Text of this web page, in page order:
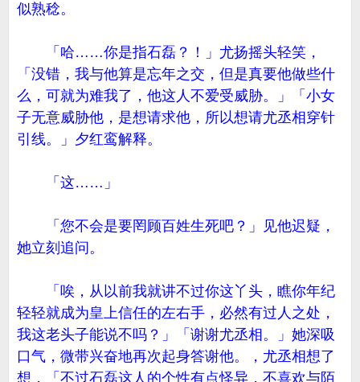
似熟稔。
「哈……你是指石磊？！」尤扬摇头轻笑，
「没错，我与他算是忘年之交，但是真要他做些什
么，可就为难我了，他这人不爱受威胁。」「小女
子无意威胁他，是想请求他，所以想请尤丞相穿针
引线。」夕红鸾解释。
「这……」
「您不会是要罔顾百姓生死吧？」见他迟疑，
她立刻追问。
「唉，从以前我就讲不过你这丫头，瞧你年纪
轻轻就成为皇上信任的左右手，必然有过人之处，
我这老头子能说不吗？」「谢谢尤丞相。」她深吸
口气，微带兴奋地再次起身答谢他。，尤丞相想了
想，「不过石磊这人的个性有点怪异，不喜欢与陌